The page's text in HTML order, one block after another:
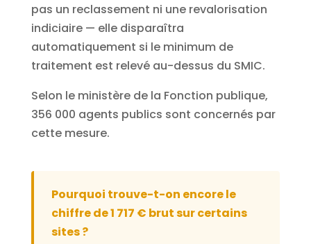
pas un reclassement ni une revalorisation
indiciaire — elle disparaîtra
automatiquement si le minimum de
traitement est relevé au-dessus du SMIC.
Selon le ministère de la Fonction publique,
356 000 agents publics sont concernés par
cette mesure.
Pourquoi trouve-t-on encore le
chiffre de 1 717 € brut sur certains
sites ?